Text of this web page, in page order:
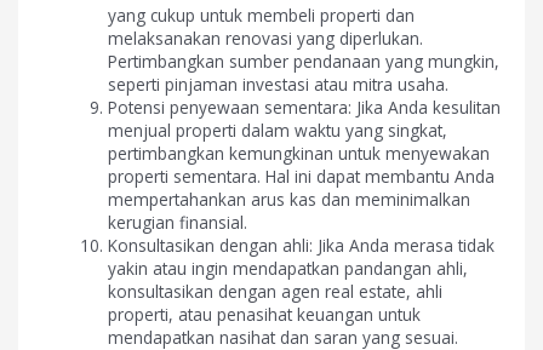
yang cukup untuk membeli properti dan
melaksanakan renovasi yang diperlukan.
Pertimbangkan sumber pendanaan yang mungkin,
seperti pinjaman investasi atau mitra usaha.
Potensi penyewaan sementara: Jika Anda kesulitan
menjual properti dalam waktu yang singkat,
pertimbangkan kemungkinan untuk menyewakan
properti sementara. Hal ini dapat membantu Anda
mempertahankan arus kas dan meminimalkan
kerugian finansial.
Konsultasikan dengan ahli: Jika Anda merasa tidak
yakin atau ingin mendapatkan pandangan ahli,
konsultasikan dengan agen real estate, ahli
properti, atau penasihat keuangan untuk
mendapatkan nasihat dan saran yang sesuai.